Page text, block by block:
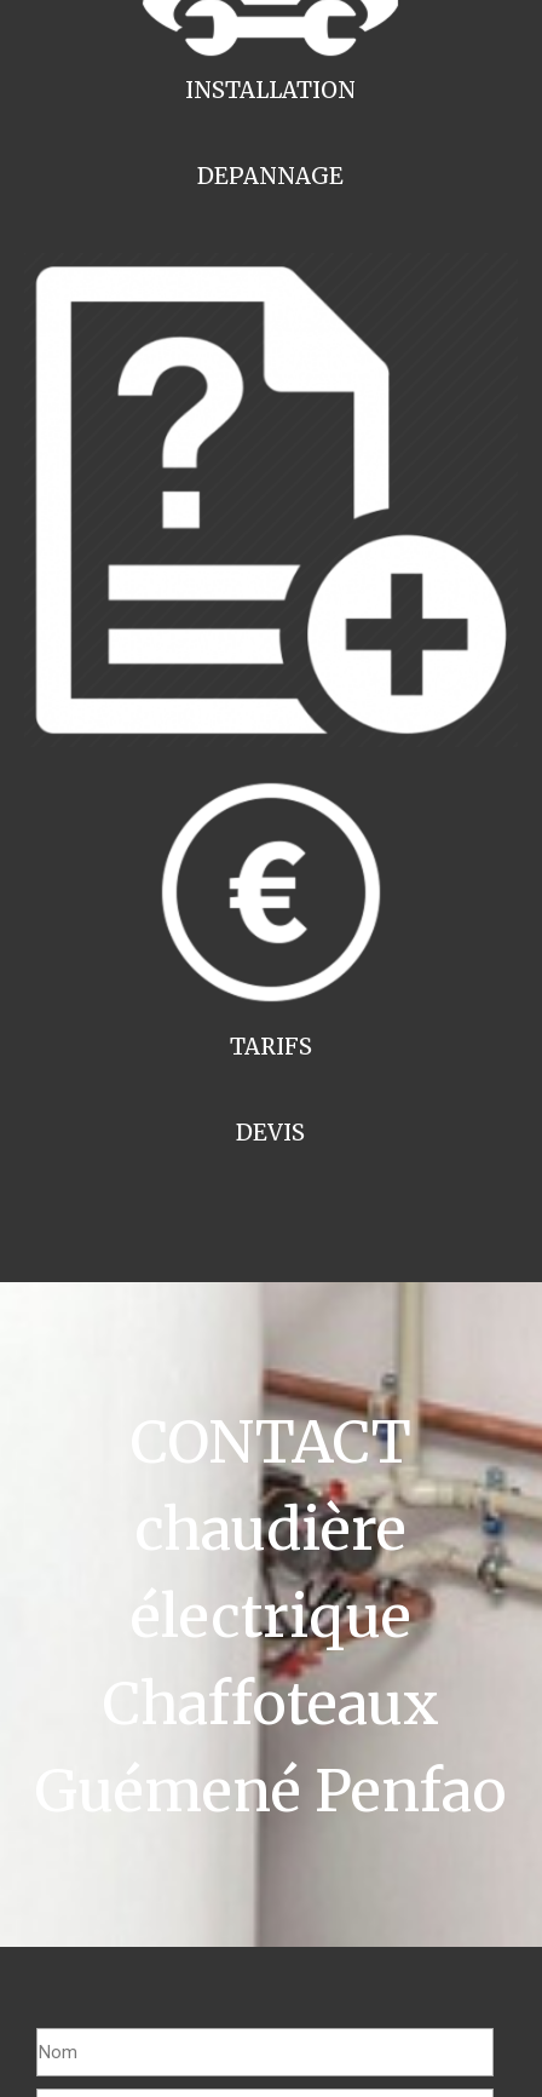
INSTALLATION
DEPANNAGE
TARIFS
DEVIS
CONTACT
chaudière
électrique
Chaffoteaux
Guémené Penfao